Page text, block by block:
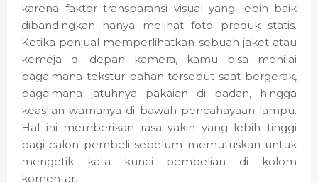
karena faktor transparansi visual yang lebih baik
dibandingkan hanya melihat foto produk statis.
Ketika penjual memperlihatkan sebuah jaket atau
kemeja di depan kamera, kamu bisa menilai
bagaimana tekstur bahan tersebut saat bergerak,
bagaimana jatuhnya pakaian di badan, hingga
keaslian warnanya di bawah pencahayaan lampu.
Hal ini memberikan rasa yakin yang lebih tinggi
bagi calon pembeli sebelum memutuskan untuk
mengetik kata kunci pembelian di kolom
komentar.